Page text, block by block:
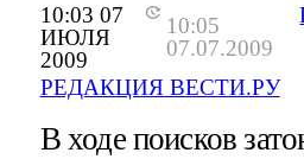
10:03 07
ИЮЛЯ
2009
10:05
07.07.2009
РЕДАКЦИЯ ВЕСТИ.РУ
В ходе поисков